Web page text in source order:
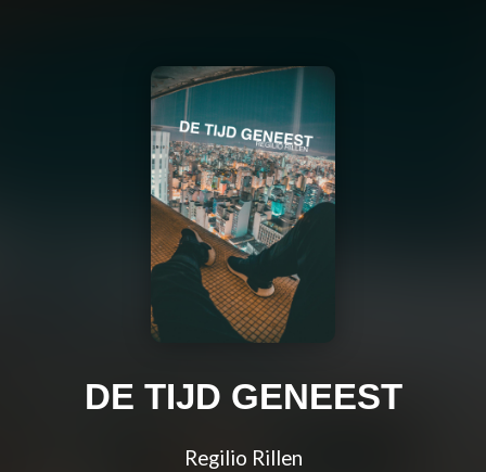
DE TIJD GENEEST
Regilio Rillen